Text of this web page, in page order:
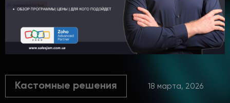
Кастомные решения 18 марта, 2026